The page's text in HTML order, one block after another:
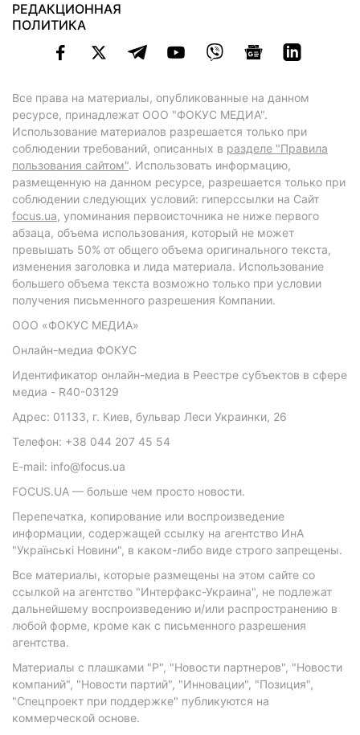
РЕДАКЦИОННАЯ
ПОЛИТИКА
Все права на материалы, опубликованные на данном
ресурсе, принадлежат ООО "ФОКУС МЕДИА".
Использование материалов разрешается только при
соблюдении требований, описанных в разделе "Правила
пользования сайтом". Использовать информацию,
размещенную на данном ресурсе, разрешается только при
соблюдении следующих условий: гиперссылки на Сайт
focus.ua, упоминания первоисточника не ниже первого
абзаца, объема использования, который не может
превышать 50% от общего объема оригинального текста,
изменения заголовка и лида материала. Использование
большего объема текста возможно только при условии
получения письменного разрешения Компании.
ООО «ФОКУС МЕДИА»
Онлайн-медиа ФОКУС
Идентификатор онлайн-медиа в Реестре субъектов в сфере
медиа - R40-03129
Адрес: 01133, г. Киев, бульвар Леси Украинки, 26
Телефон: +38 044 207 45 54
E-mail: info@focus.ua
FOCUS.UA — больше чем просто новости.
Перепечатка, копирование или воспроизведение
информации, содержащей ссылку на агентство ИнА
"Українські Новини", в каком-либо виде строго запрещены.
Все материалы, которые размещены на этом сайте со
ссылкой на агентство "Интерфакс-Украина", не подлежат
дальнейшему воспроизведению и/или распространению в
любой форме, кроме как с письменного разрешения
агентства.
Материалы с плашками "Р", "Новости партнеров", "Новости
компаний", "Новости партий", "Инновации", "Позиция",
"Спецпроект при поддержке" публикуются на
коммерческой основе.